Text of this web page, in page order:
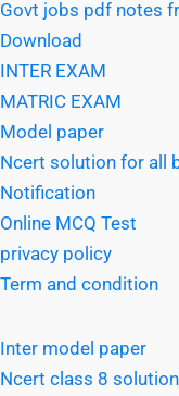
Govt jobs pdf notes
Download
INTER EXAM
MATRIC EXAM
Model paper
Ncert solution for all
Notification
Online MCQ Test
privacy policy
Term and condition
Inter model paper
Ncert class 8 solution